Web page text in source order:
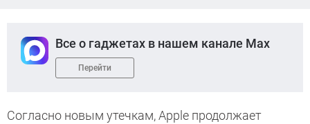
Все о гаджетах в нашем канале Max
Перейти
Согласно новым утечкам, Apple продолжает